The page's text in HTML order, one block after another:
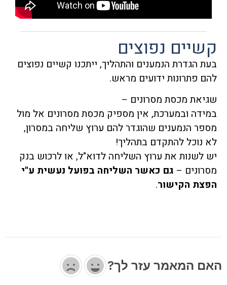
קשיים נפוצים
בעת הגדרת הנמענים והתהליך, ייתכנו קשיים נפוצים
להם פתרונות ידועים מראש.
שגיאת מכסת מסרונים –
במידה ובמערכת, אין מספיק מכסת מסרונים אל מול
מספר הנמענים שהוגדר להם ערוץ שליחה במסרון,
לא נוכל להתקדם בתהליך!
יש לשנות את ערוץ השליחה לדוא"ל, או לרכוש בנק
מסרונים – גם כאשר השליחה בפועל נעשית ע"י
הפצת הקישור.
האם המאמר עזר לך?